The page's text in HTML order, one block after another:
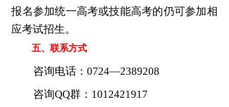
报名参加统一高考或技能高考的仍可参加相
应考试招生。
五、联系方式
咨询电话：0724—2389208
咨询QQ群：1012421917